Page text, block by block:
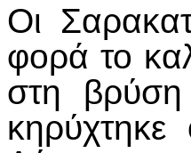
Οι
φορά το
στη